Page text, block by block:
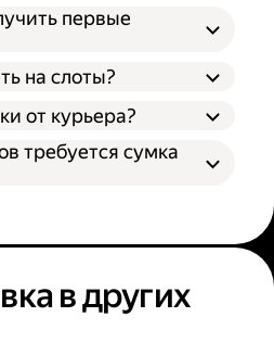
первые
на слоты?
от курьера?
требуется сумка
в других